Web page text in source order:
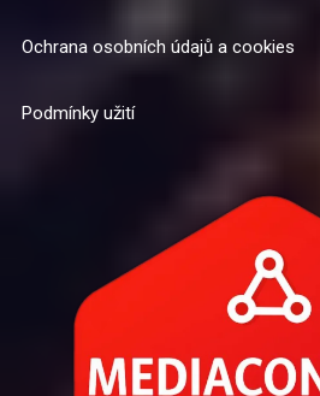
Ochrana osobních údajů a cookies
Podmínky užití